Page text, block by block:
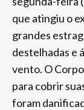
que atingiu o
grandes
destelhadas e
vento. O
para cobrir
foram